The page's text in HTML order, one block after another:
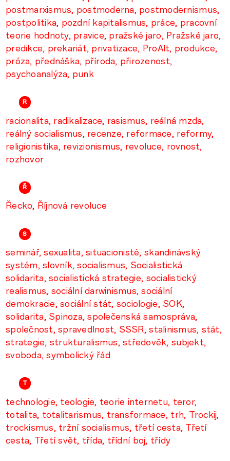
postmarxismus postmoderna postmodernismus
postpolitika pozdní kapitalismus práce pracovní
teorie hodnoty pravice pražské jaro Pražské jaro
predikce prekariát privatizace ProAlt produkce
próza přednáška příroda přirozenost
psychoanalýza punk
R
racionalita radikalizace rasismus reálná mzda
reálný socialismus recenze reformace reformy
religionistika revizionismus revoluce rovnost
rozhovor
ř
Řecko Říjnová revoluce
S
seminář sexualita situacionisté skandinávský
systém slovník socialismus Socialistická
solidarita socialistická strategie socialistický
realismus sociální darwinismus sociální
demokracie sociální stát sociologie SOK
solidarita Spinoza společenská samospráva
společnost spravedlnost SSSR stalinismus stát
strategie strukturalismus středověk subjekt
svoboda symbolický řád
T
technologie teologie teorie internetu teror
totalita totalitarismus transformace trh Trockij
trockismus tržní socialismus třetí cesta Třetí
cesta Třetí svět třída třídní boj třídy